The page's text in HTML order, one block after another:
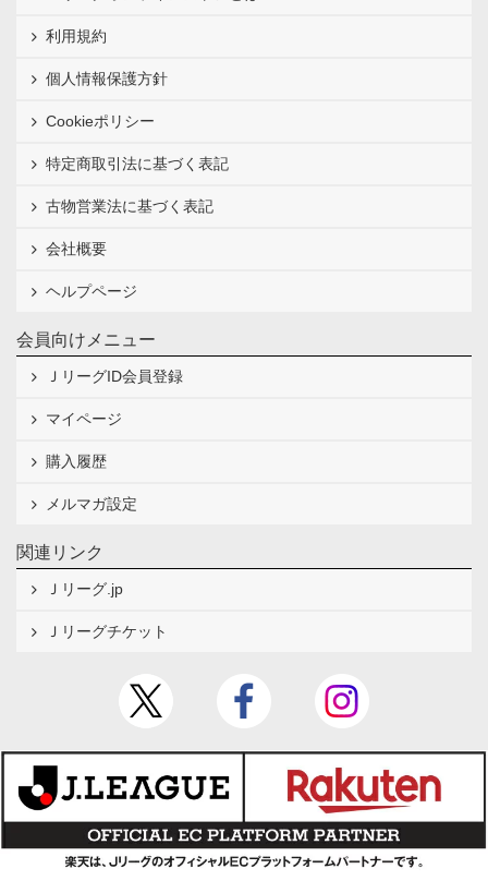
利用規約
個人情報保護方針
Cookieポリシー
特定商取引法に基づく表記
古物営業法に基づく表記
会社概要
ヘルプページ
会員向けメニュー
ＪリーグID会員登録
マイページ
購入履歴
メルマガ設定
関連リンク
Ｊリーグ.jp
Ｊリーグチケット